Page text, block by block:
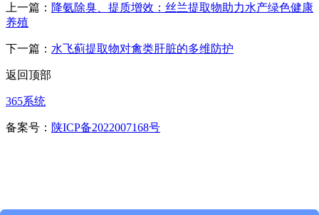
上一篇： 降氨除臭、提质增效：丝兰提取物助力水产绿色健康
养殖
下一篇： 水飞蓟提取物对禽类肝脏的多维防护
返回顶部
365系统
备案号： 陕ICP备2022007168号